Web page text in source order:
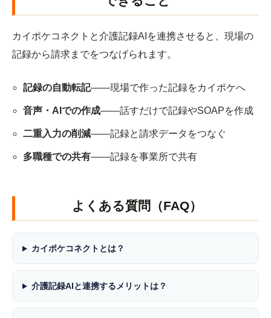
カイポケコネクトと介護記録AIを連携させると、現場の
記録から請求までをつなげられます。
記録の自動転記――現場で作った記録をカイポケへ
音声・AIでの作成――話すだけで記録やSOAPを作成
二重入力の削減――記録と請求データをつなぐ
多職種での共有――記録を事業所で共有
よくある質問（FAQ）
カイポケコネクトとは？
介護記録AIと連携するメリットは？